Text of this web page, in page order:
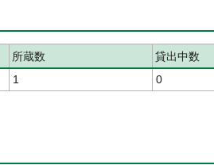
所蔵数
貸出中数
1 0